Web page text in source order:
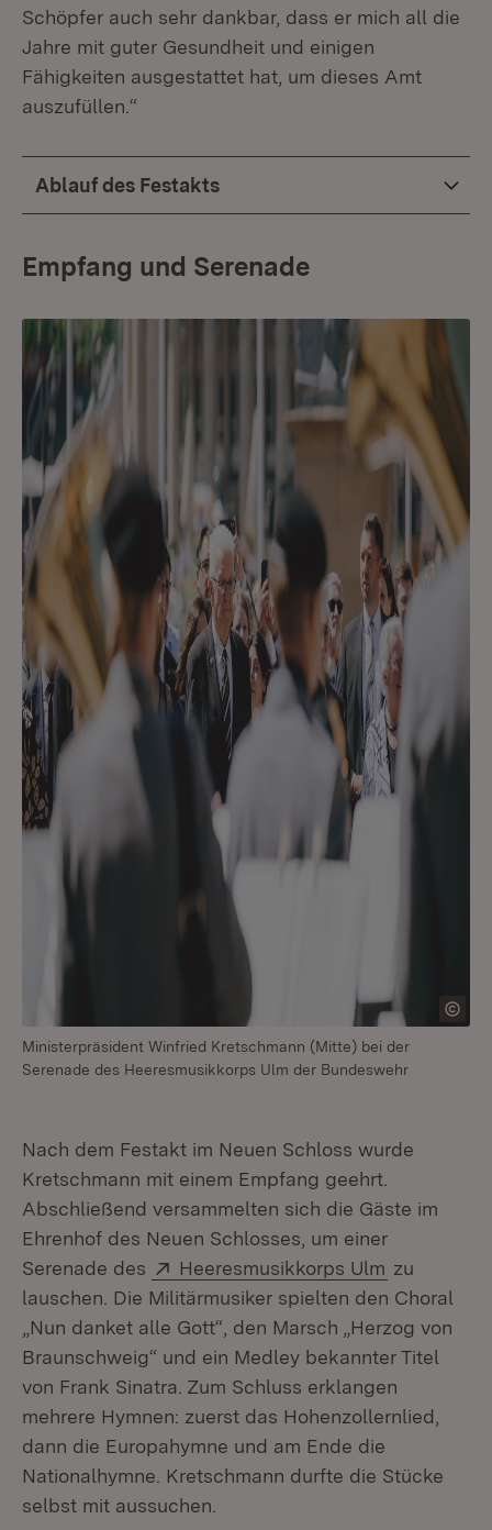
Schöpfer auch sehr dankbar, dass er mich all die
Jahre mit guter Gesundheit und einigen
Fähigkeiten ausgestattet hat, um dieses Amt
auszufüllen.“
Ablauf des Festakts
Empfang und Serenade
Ministerpräsident Winfried Kretschmann (Mitte) bei der
Serenade des Heeresmusikkorps Ulm der Bundeswehr
Nach dem Festakt im Neuen Schloss wurde
Kretschmann mit einem Empfang geehrt.
Abschließend versammelten sich die Gäste im
Ehrenhof des Neuen Schlosses, um einer
Serenade des
Extern:
Heeresmusikkorps Ulm (Öffnet in
zu
lauschen. Die Militärmusiker spielten den Choral
„Nun danket alle Gott“, den Marsch „Herzog von
Braunschweig“ und ein Medley bekannter Titel
von Frank Sinatra. Zum Schluss erklangen
mehrere Hymnen: zuerst das Hohenzollernlied,
dann die Europahymne und am Ende die
Nationalhymne. Kretschmann durfte die Stücke
selbst mit aussuchen.